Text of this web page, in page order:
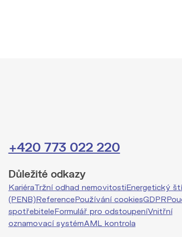
+420 773 022 220
Důležité odkazy
KariéraTržní odhad nemovitostiEnergetický
(PENB)ReferencePoužívání cookiesGDPR
spotřebiteleFormulář pro odstoupeníVnitřní
oznamovací systémAML kontrola